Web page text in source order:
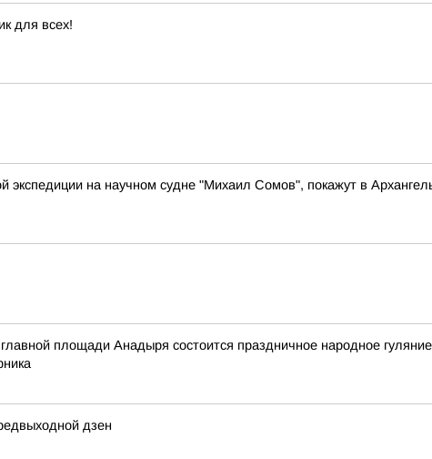
для всех!
экспедиции на научном судне "Михаил Сомов", покажут в
площади Анадыря состоится праздничное народное
дзен